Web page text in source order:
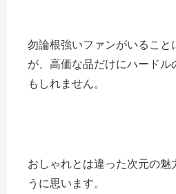
勿論根強いファンがいること
が、高価な品だけにハードル
もしれません。
おしゃれとは違った次元の魅
うに思います。